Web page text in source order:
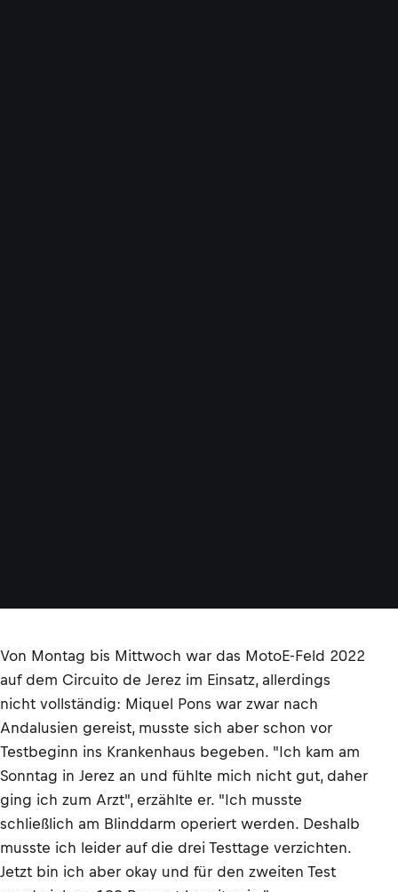
Von Montag bis Mittwoch war das MotoE-Feld 2022
auf dem Circuito de Jerez im Einsatz, allerdings
nicht vollständig: Miquel Pons war zwar nach
Andalusien gereist, musste sich aber schon vor
Testbeginn ins Krankenhaus begeben. "Ich kam am
Sonntag in Jerez an und fühlte mich nicht gut, daher
ging ich zum Arzt", erzählte er. "Ich musste
schließlich am Blinddarm operiert werden. Deshalb
musste ich leider auf die drei Testtage verzichten.
Jetzt bin ich aber okay und für den zweiten Test